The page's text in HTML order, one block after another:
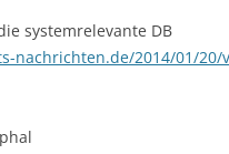
systemrelevante DB
nachrichten.de/2014/01/